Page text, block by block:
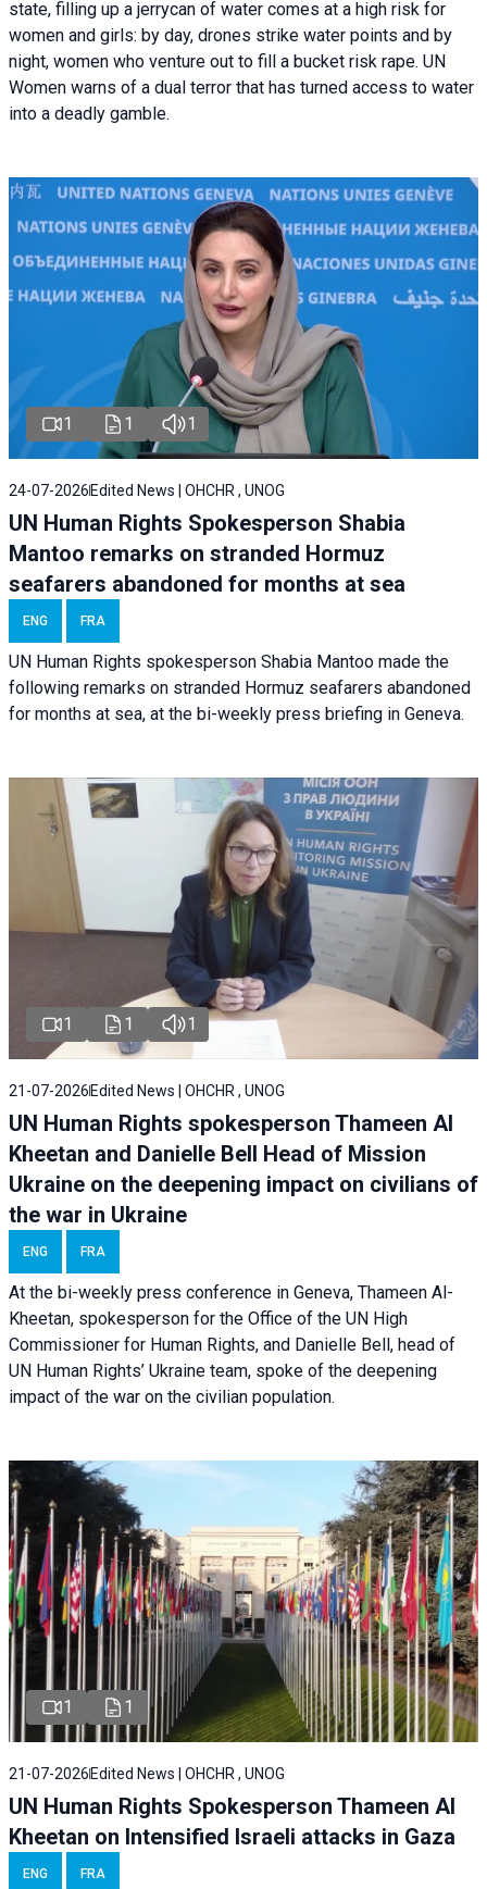
state, filling up a jerrycan of water comes at a high risk for
women and girls: by day, drones strike water points and by
night, women who venture out to fill a bucket risk rape. UN
Women warns of a dual terror that has turned access to water
into a deadly gamble.
1 1 1
24-07-2026 Edited News | OHCHR , UNOG
UN Human Rights Spokesperson Shabia
Mantoo remarks on stranded Hormuz
seafarers abandoned for months at sea
ENG FRA
UN Human Rights spokesperson Shabia Mantoo made the
following remarks on stranded Hormuz seafarers abandoned
for months at sea, at the bi-weekly press briefing in Geneva.
1 1 1
21-07-2026 Edited News | OHCHR , UNOG
UN Human Rights spokesperson Thameen Al
Kheetan and Danielle Bell Head of Mission
Ukraine on the deepening impact on civilians of
the war in Ukraine
ENG FRA
At the bi-weekly press conference in Geneva, Thameen Al-
Kheetan, spokesperson for the Office of the UN High
Commissioner for Human Rights, and Danielle Bell, head of
UN Human Rights’ Ukraine team, spoke of the deepening
impact of the war on the civilian population.
1 1
21-07-2026 Edited News | OHCHR , UNOG
UN Human Rights Spokesperson Thameen Al
Kheetan on Intensified Israeli attacks in Gaza
ENG FRA